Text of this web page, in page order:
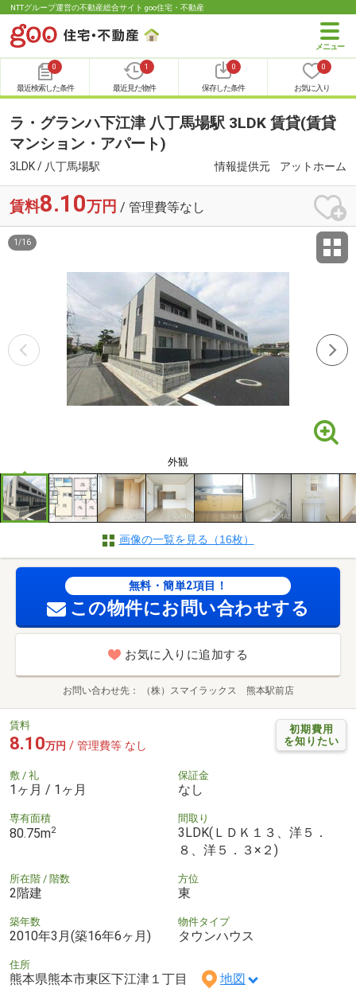
NTTグループ運営の不動産総合サイト goo住宅・不動産
0
最近検索した条件
1
最近見た物件
0
保存した条件
0
お気に入り
ラ・グランハ下江津 八丁馬場駅 3LDK 賃貸(賃貸
マンション・アパート)
3LDK / 八丁馬場駅 情報提供元 アットホーム
賃料8.10万円 / 管理費等なし
外観
1 /16
画像の一覧を見る（16枚）
無料・簡単2項目！
この物件にお問い合わせする
お気に入りに追加する
お問い合わせ先 （株）スマイラックス 熊本駅前店
初期費用
を知りたい
賃料
8.10万円 / 管理費等 なし
敷 / 礼
1ヶ月 / 1ヶ月
保証金
なし
専有面積
80.75m2
間取り
3LDK(ＬＤＫ１３、洋５．
８、洋５．３×２)
所在階 / 階数
2階建
方位
東
築年数
2010年3月(築16年6ヶ月)
物件タイプ
タウンハウス
住所
熊本県熊本市東区下江津１丁目 地図